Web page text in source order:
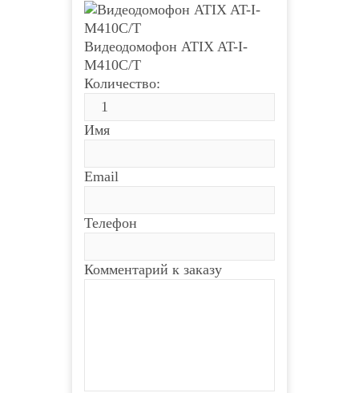
Видеодомофон ATIX AT-I-
М410C/T
Количество:
Имя
Email
Телефон
Комментарий к заказу